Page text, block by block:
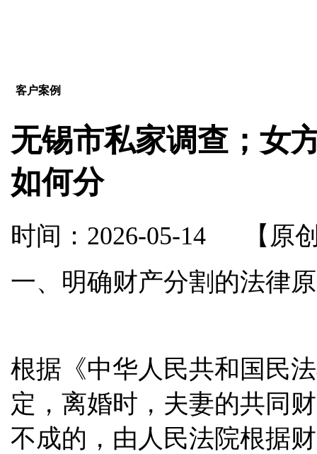
客户案例
无锡市私家调查；女
如何分
时间：2026-05-14
【原
一、明确财产分割的法律
根据《中华人民共和国民
定，离婚时，夫妻的共同
不成的，由人民法院根据